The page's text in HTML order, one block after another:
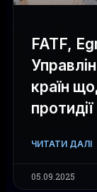
FATF,
країн
ЧИТАТИ ДАЛІ
05.09.2025